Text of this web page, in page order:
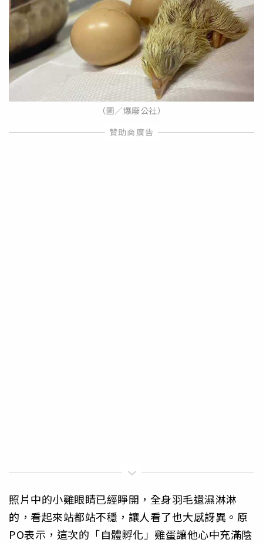
（圖／爆廢公社）
照片中的小雞眼睛已經睜開，全身羽毛還濕淋淋
的，看起來站都站不穩，讓人看了也大感訝異。原
PO表示，這次的「自體孵化」雞蛋讓他心中充滿陰